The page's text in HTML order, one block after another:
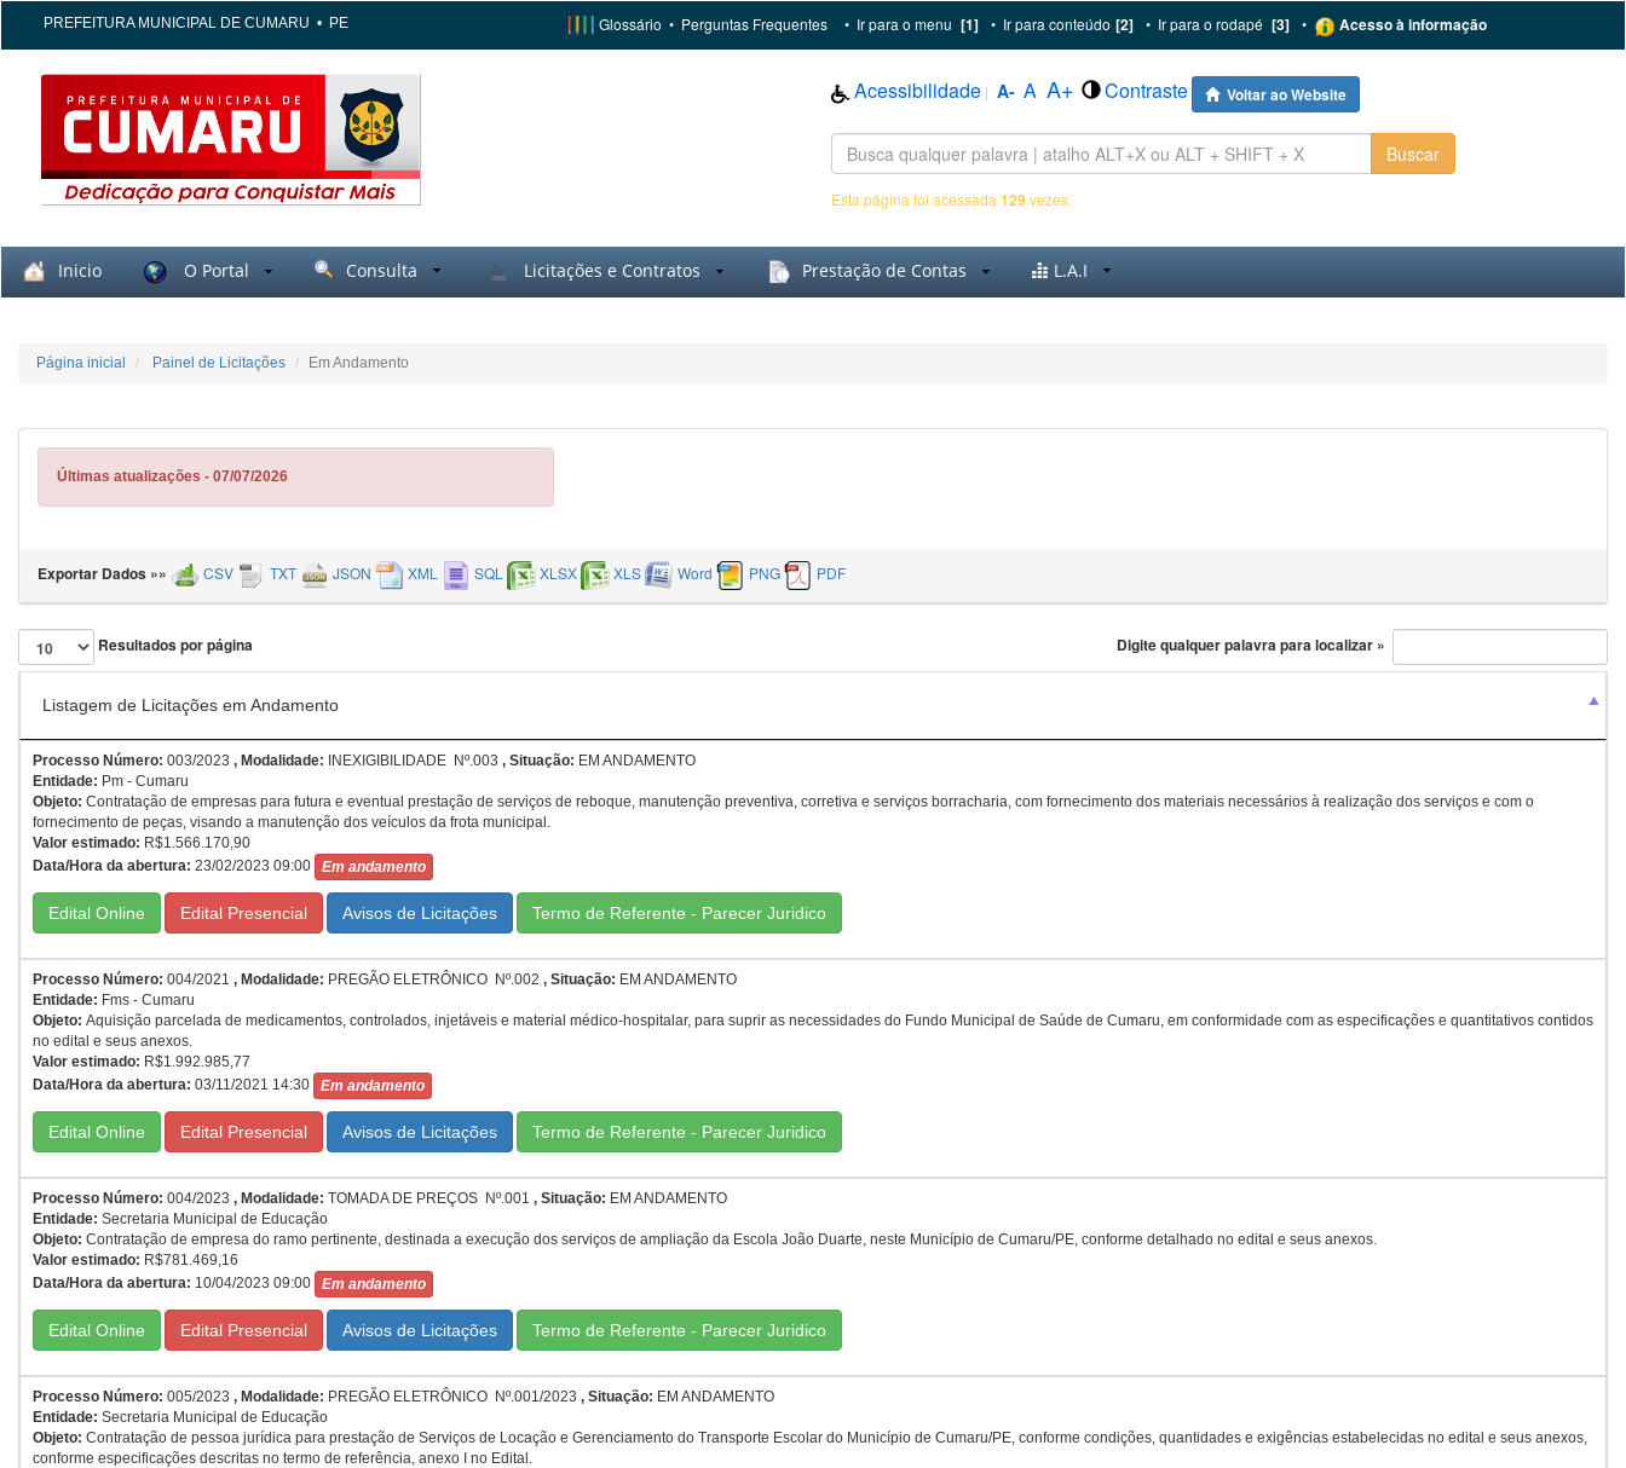
PREFEITURA MUNICIPAL DE CUMARU • PE Glossário • Perguntas Frequentes • Ir para o menu [1] • Ir para conteúdo [2] • Ir para o rodapé [3] • Acesso à informação
Acessibilidade | A- A A+ Contraste Voltar ao Website
Buscar
Esta página foi acessada 129vezes.
Inicio O Portal Consulta Licitações e Contratos Prestação de Contas L.A.I
Página inicial Painel de Licitações Em Andamento
Últimas atualizações - 07/07/2026
Exportar Dados »» CSV TXT JSON XML SQL XLSX XLS Word PNG PDF
Resultados por página Digite qualquer palavra para localizar »
Listagem de Licitações em Andamento
Processo Número: 003/2023 , Modalidade: INEXIGIBILIDADE Nº.003 , Situação: EM ANDAMENTO
Entidade: Pm - Cumaru
Objeto: Contratação de empresas para futura e eventual prestação de serviços de reboque, manutenção preventiva, corretiva e serviços borracharia, com fornecimento dos materiais necessários à realização dos serviços e com o
fornecimento de peças, visando a manutenção dos veículos da frota municipal.
Valor estimado: R$1.566.170,90
Data/Hora da abertura: 23/02/2023 09:00 Em andamento
Edital Online Edital Presencial Termo de Referente - Parecer Juridico
Processo Número: 004/2021 , Modalidade: PREGÃO ELETRÔNICO Nº.002 , Situação: EM ANDAMENTO
Entidade: Fms - Cumaru
Objeto: Aquisição parcelada de medicamentos, controlados, injetáveis e material médico-hospitalar, para suprir as necessidades do Fundo Municipal de Saúde de Cumaru, em conformidade com as especificações e quantitativos contidos
no edital e seus anexos.
Valor estimado: R$1.992.985,77
Data/Hora da abertura: 03/11/2021 14:30 Em andamento
Edital Online Edital Presencial Termo de Referente - Parecer Juridico
Processo Número: 004/2023 , Modalidade: TOMADA DE PREÇOS Nº.001 , Situação: EM ANDAMENTO
Entidade: Secretaria Municipal de Educação
Objeto: Contratação de empresa do ramo pertinente, destinada a execução dos serviços de ampliação da Escola João Duarte, neste Município de Cumaru/PE, conforme detalhado no edital e seus anexos.
Valor estimado: R$781.469,16
Data/Hora da abertura: 10/04/2023 09:00 Em andamento
Edital Online Edital Presencial Termo de Referente - Parecer Juridico
Processo Número: 005/2023 , Modalidade: PREGÃO ELETRÔNICO Nº.001/2023 , Situação: EM ANDAMENTO
Entidade: Secretaria Municipal de Educação
Objeto: Contratação de pessoa jurídica para prestação de Serviços de Locação e Gerenciamento do Transporte Escolar do Município de Cumaru/PE, conforme condições, quantidades e exigências estabelecidas no edital e seus anexos,
conforme especificações descritas no termo de referência, anexo I no Edital.